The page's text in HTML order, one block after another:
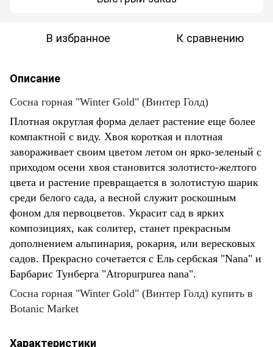
В избранное К сравнению
Описание
Сосна горная "Winter Gold" (Винтер Голд)
Плотная округлая форма делает растение еще более
компактной с виду. Хвоя короткая и плотная
завораживает своим цветом летом он ярко-зеленый с
приходом осени хвоя становится золотисто-желтого
цвета и растение превращается в золотистую шарик
среди белого сада, а весной служит роскошным
фоном для первоцветов. Украсит сад в ярких
композициях, как солитер, станет прекрасным
дополнением альпинария, рокария, или вересковых
садов. Прекрасно сочетается с Ель сербская "Nana" и
Барбарис Тунберга "Atropurpurea nana".
Сосна горная "Winter Gold" (Винтер Голд) купить в
Botanic Market
Характеристики